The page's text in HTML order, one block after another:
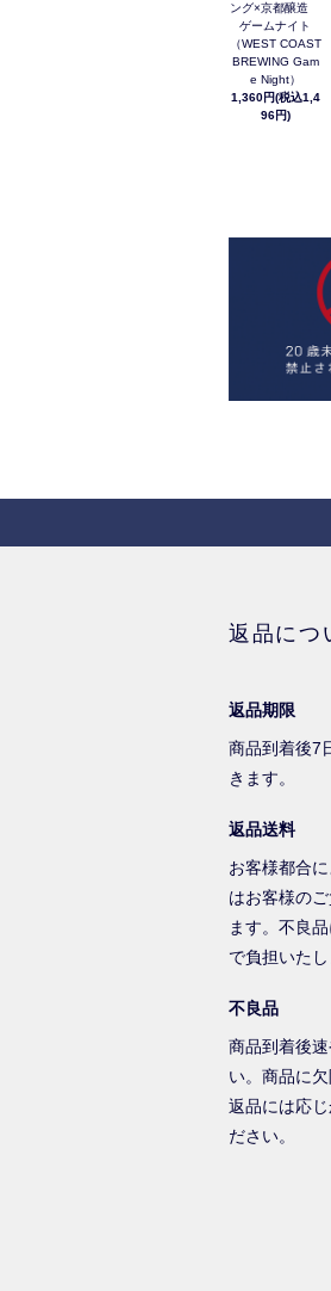
ング×京都醸造
ゲームナイト
（WEST COAST
BREWING Gam
e Night）
1,360円(税込1,4
96円)
返品につ
返品期限
商品到着後7
きます。
返品送料
お客様都合
はお客様の
ます。不良
で負担いたし
不良品
商品到着後
い。商品に欠
返品には応
ださい。